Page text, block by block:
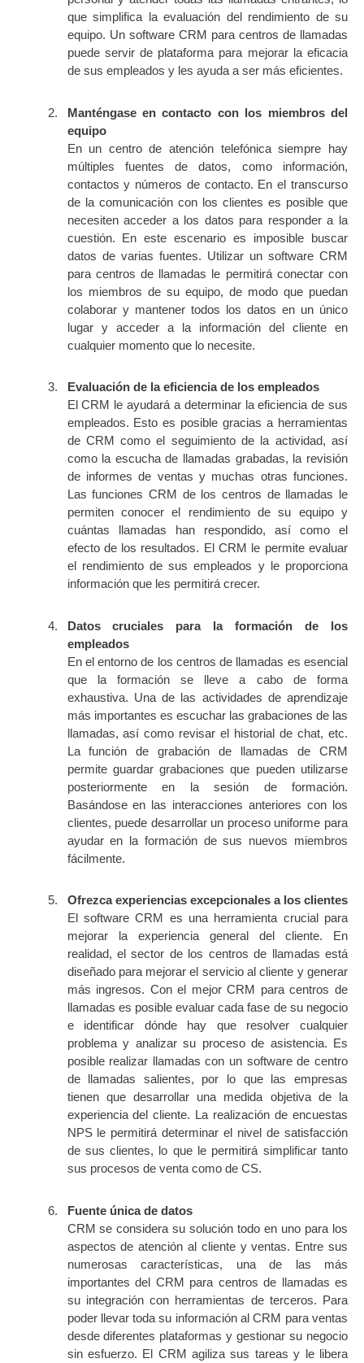
que simplifica la evaluación del rendimiento de su
equipo. Un software CRM para centros de llamadas
puede servir de plataforma para mejorar la eficacia
de sus empleados y les ayuda a ser más eficientes.
Manténgase en contacto con los miembros del
equipo
En un centro de atención telefónica siempre hay
múltiples fuentes de datos, como información,
contactos y números de contacto. En el transcurso
de la comunicación con los clientes es posible que
necesiten acceder a los datos para responder a la
cuestión. En este escenario es imposible buscar
datos de varias fuentes. Utilizar un software CRM
para centros de llamadas le permitirá conectar con
los miembros de su equipo, de modo que puedan
colaborar y mantener todos los datos en un único
lugar y acceder a la información del cliente en
cualquier momento que lo necesite.
Evaluación de la eficiencia de los empleados
El CRM le ayudará a determinar la eficiencia de sus
empleados. Esto es posible gracias a herramientas
de CRM como el seguimiento de la actividad, así
como la escucha de llamadas grabadas, la revisión
de informes de ventas y muchas otras funciones.
Las funciones CRM de los centros de llamadas le
permiten conocer el rendimiento de su equipo y
cuántas llamadas han respondido, así como el
efecto de los resultados. El CRM le permite evaluar
el rendimiento de sus empleados y le proporciona
información que les permitirá crecer.
Datos cruciales para la formación de los
empleados
En el entorno de los centros de llamadas es esencial
que la formación se lleve a cabo de forma
exhaustiva. Una de las actividades de aprendizaje
más importantes es escuchar las grabaciones de las
llamadas, así como revisar el historial de chat, etc.
La función de grabación de llamadas de CRM
permite guardar grabaciones que pueden utilizarse
posteriormente en la sesión de formación.
Basándose en las interacciones anteriores con los
clientes, puede desarrollar un proceso uniforme para
ayudar en la formación de sus nuevos miembros
fácilmente.
Ofrezca experiencias excepcionales a los clientes
El software CRM es una herramienta crucial para
mejorar la experiencia general del cliente. En
realidad, el sector de los centros de llamadas está
diseñado para mejorar el servicio al cliente y generar
más ingresos. Con el mejor CRM para centros de
llamadas es posible evaluar cada fase de su negocio
e identificar dónde hay que resolver cualquier
problema y analizar su proceso de asistencia. Es
posible realizar llamadas con un software de centro
de llamadas salientes, por lo que las empresas
tienen que desarrollar una medida objetiva de la
experiencia del cliente. La realización de encuestas
NPS le permitirá determinar el nivel de satisfacción
de sus clientes, lo que le permitirá simplificar tanto
sus procesos de venta como de CS.
Fuente única de datos
CRM se considera su solución todo en uno para los
aspectos de atención al cliente y ventas. Entre sus
numerosas características, una de las más
importantes del CRM para centros de llamadas es
su integración con herramientas de terceros. Para
poder llevar toda su información al CRM para ventas
desde diferentes plataformas y gestionar su negocio
sin esfuerzo. El CRM agiliza sus tareas y le libera